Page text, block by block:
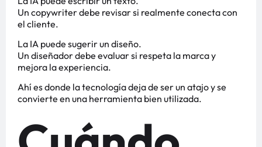
Un copywriter debe revisar si realmente conecta con
el cliente.
La IA puede sugerir un diseño.
Un diseñador debe evaluar si respeta la marca y
mejora la experiencia.
Ahí es donde la tecnología deja de ser un atajo y se
convierte en una herramienta bien utilizada.